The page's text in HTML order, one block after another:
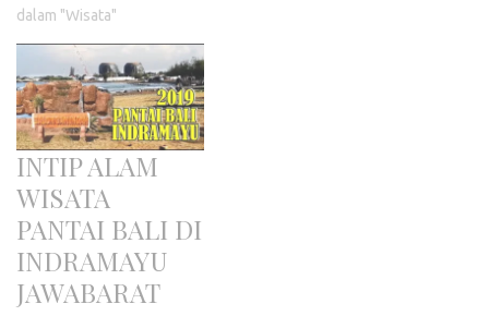
dalam "Wisata"
INTIP ALAM
WISATA
PANTAI BALI DI
INDRAMAYU
JAWABARAT